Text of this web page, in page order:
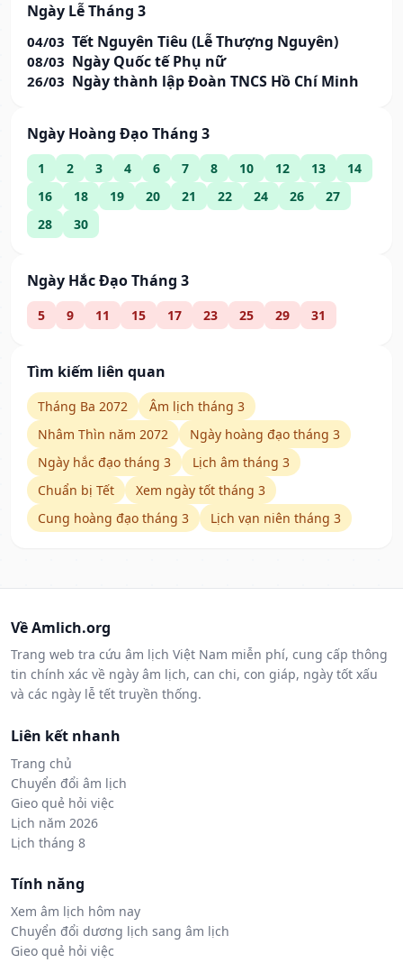
Ngày Lễ Tháng 3
04/03 Tết Nguyên Tiêu (Lễ Thượng Nguyên)
08/03 Ngày Quốc tế Phụ nữ
26/03 Ngày thành lập Đoàn TNCS Hồ Chí Minh
Ngày Hoàng Đạo Tháng 3
1 2 3 4 6 7 8 10 12 13
14
16
18 19 20 21 22 24 26
27
28
30
Ngày Hắc Đạo Tháng 3
5 9 11 15 17 23 25 29 31
Tìm kiếm liên quan
Tháng Ba 2072
Âm lịch tháng 3
Nhâm Thìn năm 2072
Ngày hoàng đạo tháng 3
Ngày hắc đạo tháng 3
Lịch âm tháng 3
Chuẩn bị Tết
Xem ngày tốt tháng 3
Cung hoàng đạo tháng 3
Lịch vạn niên tháng 3
Về Amlich.org
Trang web tra cứu âm lịch Việt Nam miễn phí, cung cấp thông
tin chính xác về ngày âm lịch, can chi, con giáp, ngày tốt xấu
và các ngày lễ tết truyền thống.
Liên kết nhanh
Trang chủ
Chuyển đổi âm lịch
Gieo quẻ hỏi việc
Lịch năm 2026
Lịch tháng 8
Tính năng
Xem âm lịch hôm nay
Chuyển đổi dương lịch sang âm lịch
Gieo quẻ hỏi việc